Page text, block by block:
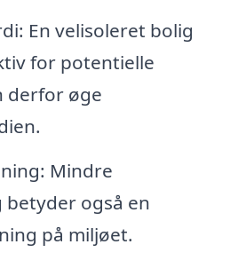
En velisoleret bolig
for potentielle
derfor øge
Mindre
også en
på miljøet.